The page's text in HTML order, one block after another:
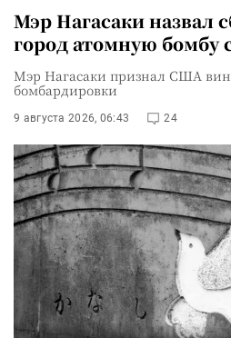
Мэр Нагасаки назвал
город атомную бомбу
Мэр Нагасаки признал США
бомбардировки
9 августа 2026, 06:43 24